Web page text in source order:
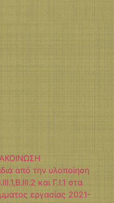
από την υλοποίηση
και Γ.Ι.1 στα
εργασίας 2021-